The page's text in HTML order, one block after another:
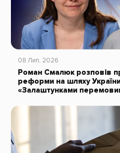
08 Лип, 2026
Роман Смалюк розповів
реформи на шляху
«Залаштунками